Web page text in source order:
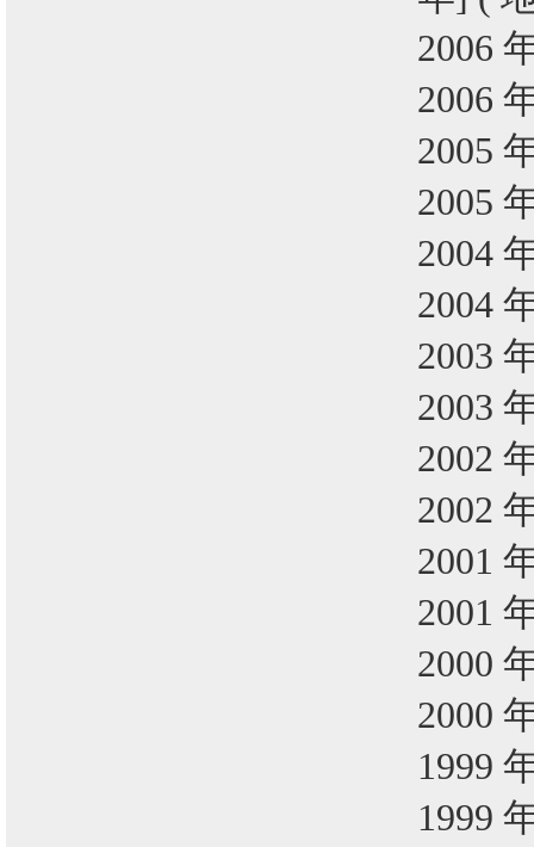
2006
2006
2005
2005
2004
2004
2003
2003
2002
2002
2001
2001
2000
2000
1999
1999